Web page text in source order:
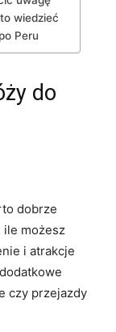
wiedzieć
Peru
do
dobrze
ile możesz
i atrakcje
czy przejazdy